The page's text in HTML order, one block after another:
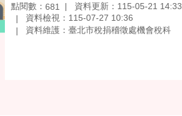
點閱數： 681
資料更新：115-05-21 14:33
資料檢視：115-07-27 10:36
資料維護：臺北市稅捐稽徵處機會稅科